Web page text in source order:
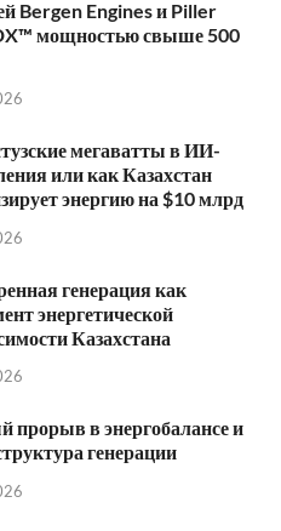
Bergen Engines и Piller
мощностью свыше 500
мегаватты в ИИ-
или как Казахстан
энергию на $10 млрд
генерация как
энергетической
Казахстана
прорыв в энергобалансе и
генерации